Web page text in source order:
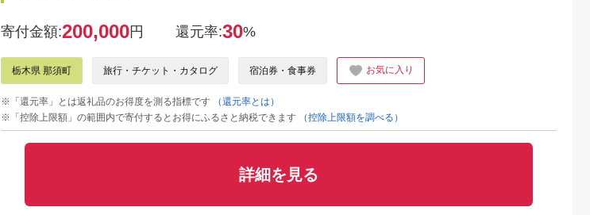
寄付金額:200,000円 還元率:30%
栃木県 那須町 旅行・チケット・カタログ 宿泊券・食事券 お気に入り
※「還元率」とは返礼品のお得度を測る指標です
（還元率とは）
※「控除上限額」の範囲内で寄付するとお得にふるさと納税できます
（控除上限額を調べる）
詳細を見る